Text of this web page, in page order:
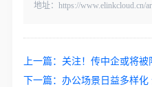
地址：https://www.elinkcloud.cn/
上一篇： 关注！传中企或将
下一篇：办公场景日益多样化